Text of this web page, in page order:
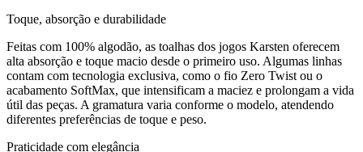
Toque, absorção e durabilidade
Feitas com 100% algodão, as toalhas dos jogos Karsten oferecem
alta absorção e toque macio desde o primeiro uso. Algumas linhas
contam com tecnologia exclusiva, como o fio Zero Twist ou o
acabamento SoftMax, que intensificam a maciez e prolongam a vida
útil das peças. A gramatura varia conforme o modelo, atendendo
diferentes preferências de toque e peso.
Praticidade com elegância